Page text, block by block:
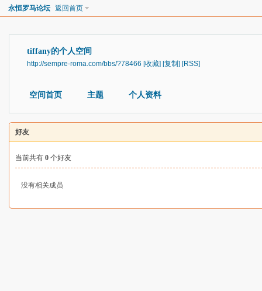
永恒罗马论坛 返回首页
tiffany的个人空间
http://sempre-roma.com/bbs/?78466 [收藏] [复制] [RSS]
空间首页 主题 个人资料
好友
当前共有 0 个好友
没有相关成员